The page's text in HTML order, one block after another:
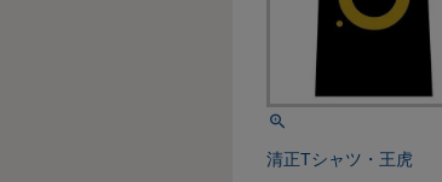
清正Tシャツ・王虎